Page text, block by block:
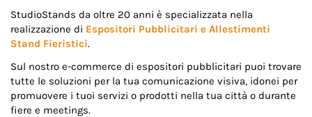
StudioStands da oltre 20 anni è specializzata nella
realizzazione di Espositori Pubblicitari e Allestimenti
Stand Fieristici.
Sul nostro e-commerce di espositori pubblicitari puoi trovare
tutte le soluzioni per la tua comunicazione visiva, idonei per
promuovere i tuoi servizi o prodotti nella tua città o durante
fiere e meetings.